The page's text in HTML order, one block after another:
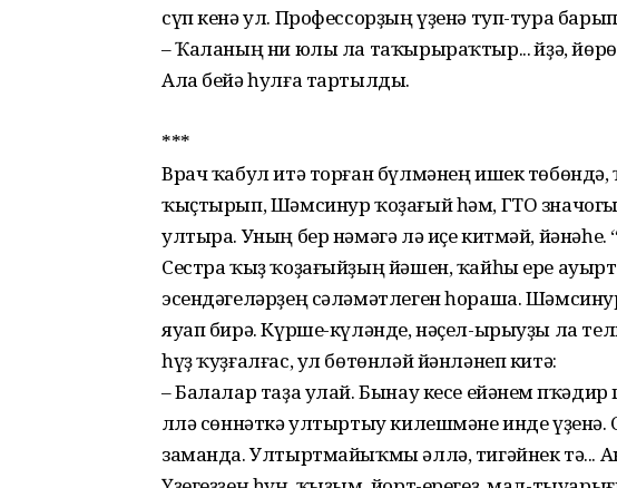
сүп кенә ул. Профессорҙың үҙенә туп-тура
– Ҡаланың ни юлы ла таҡырыраҡтыр... Әйҙә,
Ала бейә һулға тартылды.
***
Врач ҡабул итә торған бүлмәнең ишек
ҡыҫтырып, Шәмсинур ҡоҙағый һәм, ГТО
ултыра. Уның бер нәмәгә лә иҫе китмәй,
Сестра ҡыҙ ҡоҙағыйҙың йәшен, ҡайһы ере
эсендәгеләрҙең сәлә­мәтлеген һораша.
яуап бирә. Күрше-күләнде, нәҫел-ырыуҙы ла
һүҙ ҡуҙғалғас, ул бөтөнләй йәнләнеп китә:
– Балалар таҙа улай. Бынау кесе ейәнем
Әллә сөннәткә ултыртыу килешмәне инде
заманда. Ултыртмайыҡмы әллә, тигәйнек тә...